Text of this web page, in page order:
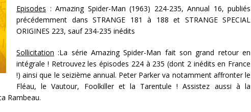
Episodes : Amazing Spider-Man (1963) 224-235, Annual 16, publiés
précédemment dans STRANGE 181 à 188 et STRANGE SPECIAL
ORIGINES 223, sauf 234-235 inédits
Sollicitation :La série Amazing Spider-Man fait son grand retour en
intégrale ! Retrouvez les épisodes 224 à 235 (dont 2 inédits en France
!) ainsi que le seizième annual. Peter Parker va notamment affronter le
Fléau, le Vautour, Foolkiller et la Tarentule ! Assistez aussi à la
Rambeau.